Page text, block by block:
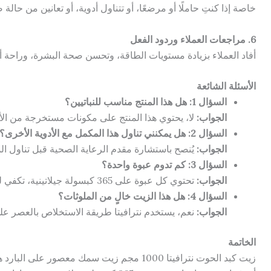
خاصة إذا كنتِ حاملًا أو مرضعًا، أو تتناول أدوية، أو تعانين من
6. مراجعات العملاء وردود الفعل
أفاد العملاء بزيادة مستويات الطاقة، وتحسن صحة البشرة، وراحة
الأسئلة الشائعة
السؤال 1: هل هذا المنتج مناسب للنباتيين؟
الجواب: لا، يحتوي هذا المنتج على مكونات مستخرجة من
السؤال 2: هل يمكنني تناول هذا المكمل مع الأدوية الأخرى؟
الجواب: يُنصح باستشارة مقدم الرعاية الصحية قبل
السؤال 3: كم تدوم عبوة واحدة؟
الجواب: تحتوي كل عبوة على 365 كبسولة جيلاتينية، تكفي لمدة عام كامل عند تناولها يوميًا.
السؤال 4: هل هذا الزيت خالٍ من الملوثات؟
الجواب: نعم، يستخدم نترافيتا طريقة الاستخلاص بالعصر
الخاتمة